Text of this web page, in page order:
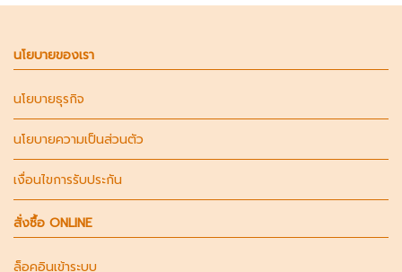
นโยบายของเรา
นโยบายธุรกิจ
นโยบายความเป็นส่วนตัว
เงื่อนไขการรับประกัน
สั่งซื้อ ONLINE
ล็อคอินเข้าระบบ